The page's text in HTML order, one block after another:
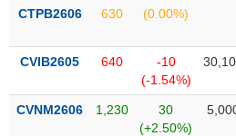
CTPB2606 630 (0.00%)
CVIB2605 640
-10
(-1.54%)
CVNM2606 1,230
30
(+2.50%)
THÔNG
DỊCH